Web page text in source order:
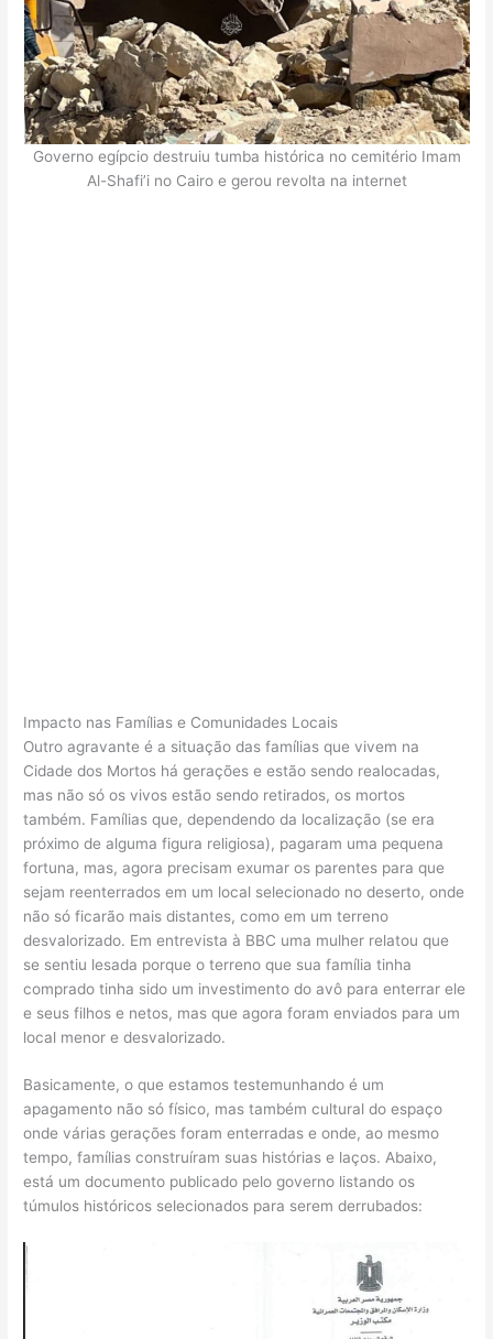
Governo egípcio destruiu tumba histórica no cemitério Imam
Al-Shafi’i no Cairo e gerou revolta na internet
Impacto nas Famílias e Comunidades Locais
Outro agravante é a situação das famílias que vivem na
Cidade dos Mortos há gerações e estão sendo realocadas,
mas não só os vivos estão sendo retirados, os mortos
também. Famílias que, dependendo da localização (se era
próximo de alguma figura religiosa), pagaram uma pequena
fortuna, mas, agora precisam exumar os parentes para que
sejam reenterrados em um local selecionado no deserto, onde
não só ficarão mais distantes, como em um terreno
desvalorizado. Em entrevista à BBC uma mulher relatou que
se sentiu lesada porque o terreno que sua família tinha
comprado tinha sido um investimento do avô para enterrar ele
e seus filhos e netos, mas que agora foram enviados para um
local menor e desvalorizado.
Basicamente, o que estamos testemunhando é um
apagamento não só físico, mas também cultural do espaço
onde várias gerações foram enterradas e onde, ao mesmo
tempo, famílias construíram suas histórias e laços. Abaixo,
está um documento publicado pelo governo listando os
túmulos históricos selecionados para serem derrubados: